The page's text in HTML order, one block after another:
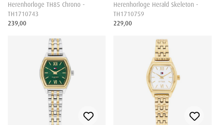
Herenhorloge TH85 Chrono -
TH1710743
239,00
Herenhorloge Herald Skeleton -
TH1710759
229,00